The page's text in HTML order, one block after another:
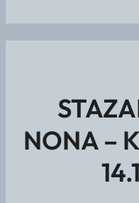
NONA –